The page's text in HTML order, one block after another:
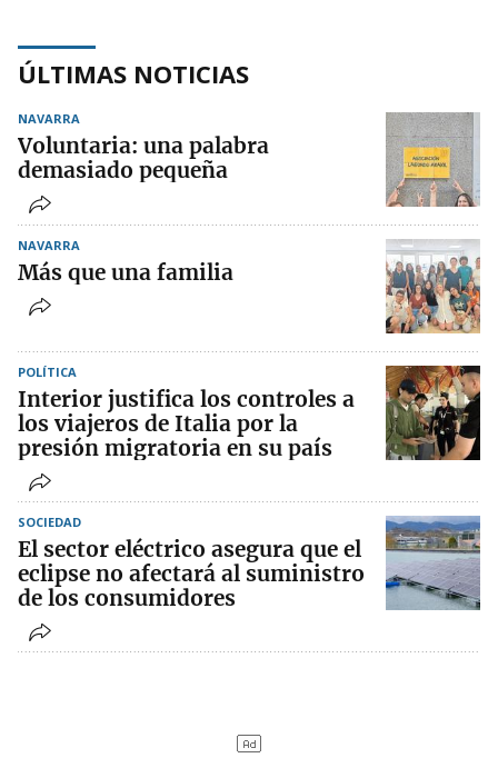
ÚLTIMAS NOTICIAS
NAVARRA
Voluntaria: una palabra
demasiado pequeña
NAVARRA
Más que una familia
POLÍTICA
Interior justifica los controles a
los viajeros de Italia por la
presión migratoria en su país
SOCIEDAD
El sector eléctrico asegura que el
eclipse no afectará al suministro
de los consumidores